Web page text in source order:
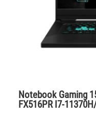
Notebook Gaming
FX516PR I7-